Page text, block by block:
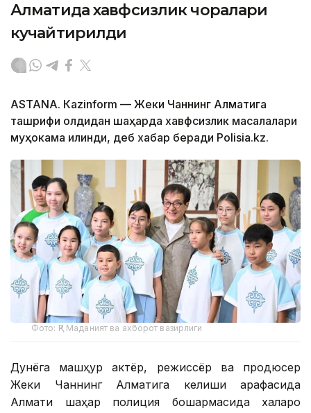
Алматида хавфсизлик чоралари
кучайтирилди
ASTANА. Кazinform — Жеки Чаннинг Алматига
ташрифи олдидан шаҳарда хавфсизлик масалалари
муҳокама қилинди, деб хабар беради Polisia.kz.
Фото: ҚР Маданият ва ахборот вазирлиги
Дунёга машҳур актёр, режиссёр ва продюсер
Жеки Чаннинг Алматига келиши арафасида
Алмати шаҳар полиция бошқармасида халқаро